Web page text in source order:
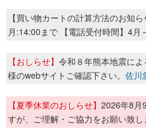
【買い物カートの計算方法のお知
月:14:00まで 【電話受付時間】4
【おしらせ】 令和８年熊本地震に
様のwebサイトご確認下さい。 佐川
【夏季休業のおしらせ】 2026年8月
すが、ご理解・ご協力をお願い致し